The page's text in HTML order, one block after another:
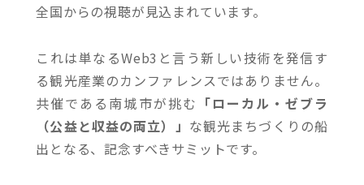
全国からの視聴が見込まれています。
これは単なるWeb3と言う新しい技術を発信す
る観光産業のカンファレンスではありません。
共催である南城市が挑む 「ローカル・ゼブラ
（公益と収益の両立）」 な観光まちづくりの船
出となる、記念すべきサミットです。